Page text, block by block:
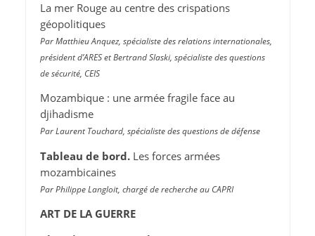
La mer Rouge au centre des crispations
géopolitiques
Par Matthieu Anquez, spécialiste des relations internationales,
président d’ARES et Bertrand Slaski, spécialiste des questions
de sécurité, CEIS
Mozambique : une armée fragile face au
djihadisme
Par Laurent Touchard, spécialiste des questions de défense
Tableau de bord.Les forces armées
mozambicaines
Par Philippe Langloit, chargé de recherche au CAPRI
ART DE LA GUERRE